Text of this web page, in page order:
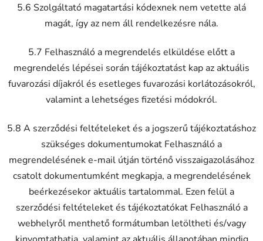
5.6 Szolgáltató magatartási kódexnek nem vetette alá
magát, így az nem áll rendelkezésre nála.
5.7 Felhasználó a megrendelés elküldése előtt a
megrendelés lépései során tájékoztatást kap az aktuális
fuvarozási díjakról és esetleges fuvarozási korlátozásokról,
valamint a lehetséges fizetési módokról.
5.8 A szerződési feltételeket és a jogszerű tájékoztatáshoz
szükséges dokumentumokat Felhasználó a
megrendelésének e-mail útján történő visszaigazolásához
csatolt dokumentumként megkapja, a megrendelésének
beérkezésekor aktuális tartalommal. Ezen felül a
szerződési feltételeket és tájékoztatókat Felhasználó a
webhelyről menthető formátumban letöltheti és/vagy